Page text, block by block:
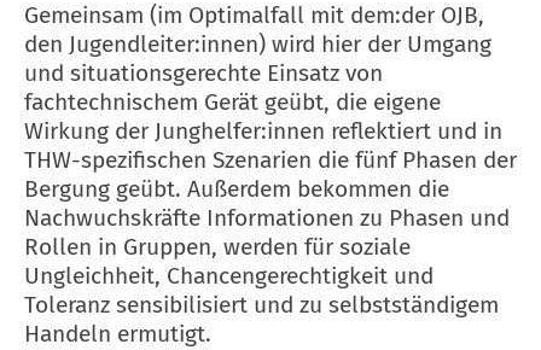
Gemeinsam (im Optimalfall mit dem:der OJB,
den Jugendleiter:innen) wird hier der Umgang
und situationsgerechte Einsatz von
fachtechnischem Gerät geübt, die eigene
Wirkung der Junghelfer:innen reflektiert und in
THW-spezifischen Szenarien die fünf Phasen der
Bergung geübt. Außerdem bekommen die
Nachwuchskräfte Informationen zu Phasen und
Rollen in Gruppen, werden für soziale
Ungleichheit, Chancengerechtigkeit und
Toleranz sensibilisiert und zu selbstständigem
Handeln ermutigt.